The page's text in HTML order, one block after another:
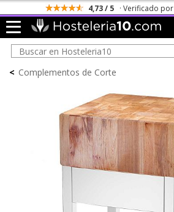
4,73 / 5 · Verificado por
< Complementos de Corte